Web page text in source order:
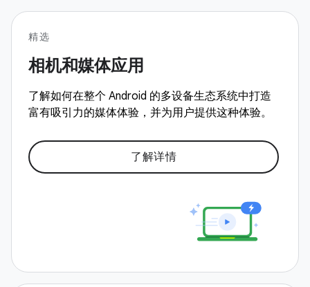
精选
相机和媒体应用
了解如何在整个 Android 的多设备生态系统中打造
富有吸引力的媒体体验，并为用户提供这种体验。
了解详情